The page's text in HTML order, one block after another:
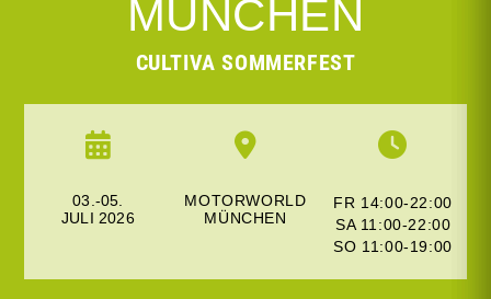
MÜNCHEN
CULTIVA SOMMERFEST
03.-05.
JULI 2026
MOTORWORLD
MÜNCHEN
FR 14:00-22:00
SA 11:00-22:00
SO 11:00-19:00